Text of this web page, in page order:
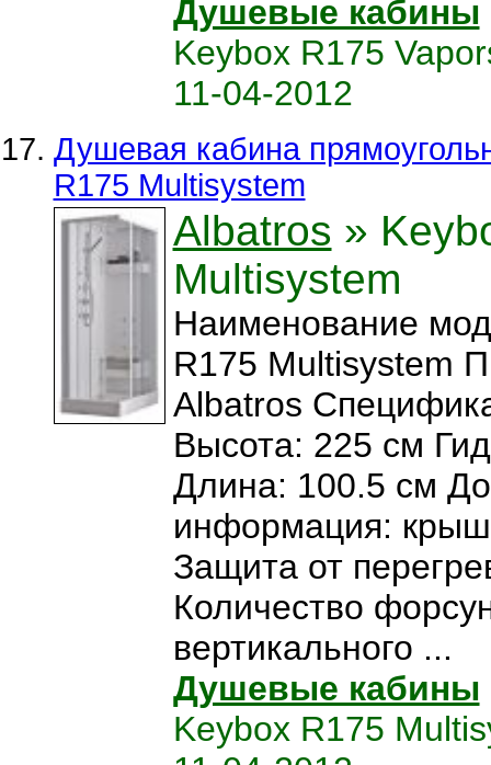
Душевые кабины
Keybox R175
11-04-2012
Душевая кабина
R175 Multisystem
Albatros »
Multisystem
Наименование
R175 Multisystem
Albatros
Высота: 225 см
Длина: 100.5 см
информация:
Защита от
Количество
вертикального ...
Душевые кабины
Keybox R175